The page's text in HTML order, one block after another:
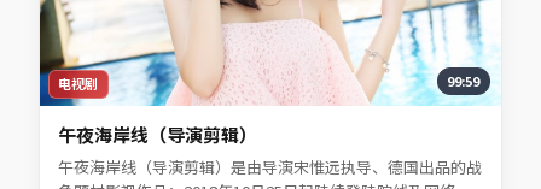
电视剧 99:59
午夜海岸线（导演剪辑）
午夜海岸线（导演剪辑）是由导演宋惟远执导、德国出品的战